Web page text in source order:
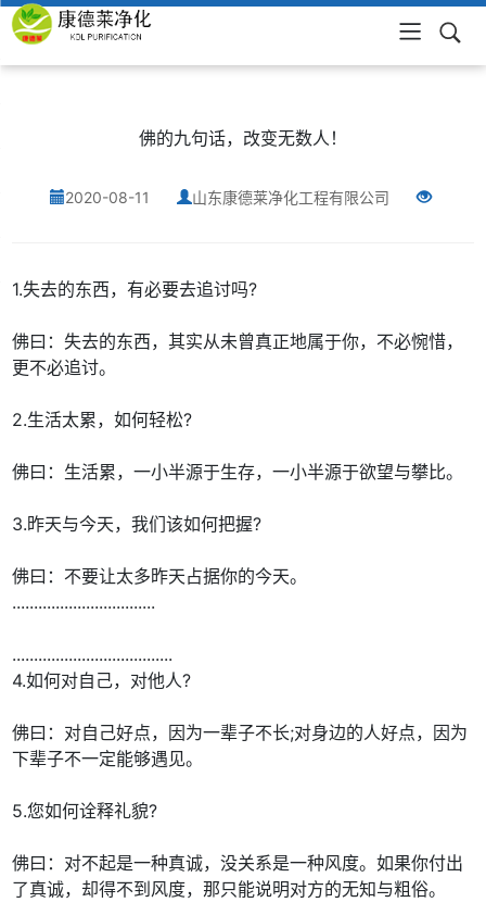
网站首页
佛的九句话，改变无数人！
2020-08-11 山东康德莱净化工程有限公司
1.失去的东西，有必要去追讨吗?
佛曰：失去的东西，其实从未曾真正地属于你，不必惋惜，
更不必追讨。
2.生活太累，如何轻松?
佛曰：生活累，一小半源于生存，一小半源于欲望与攀比。
3.昨天与今天，我们该如何把握?
佛曰：不要让太多昨天占据你的今天。
.................................
.....................................
4.如何对自己，对他人?
佛曰：对自己好点，因为一辈子不长;对身边的人好点，因为
下辈子不一定能够遇见。
5.您如何诠释礼貌?
佛曰：对不起是一种真诚，没关系是一种风度。如果你付出
了真诚，却得不到风度，那只能说明对方的无知与粗俗。